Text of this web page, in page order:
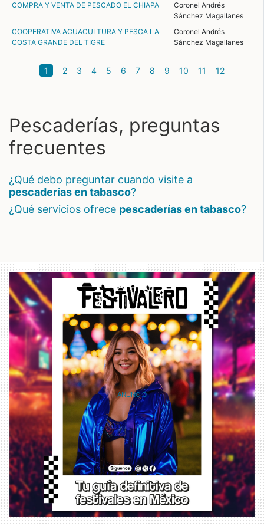
COMPRA Y VENTA DE PESCADO EL CHIAPA
Coronel Andrés
Sánchez Magallanes
COOPERATIVA ACUACULTURA Y PESCA LA
COSTA GRANDE DEL TIGRE
Coronel Andrés
Sánchez Magallanes
1 (current)
2 3 4 5 6 7 8 9 10 11 12
Pescaderías, preguntas
frecuentes
¿qué debo preguntar cuando visite a
pescaderías en tabasco?
¿qué servicios ofrece pescaderías en tabasco?